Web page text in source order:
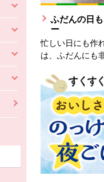
ふだんの日
ー
忙しい日にも作
は、ふだんにも